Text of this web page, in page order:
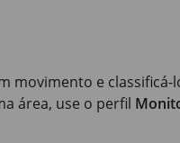
movimento e
área, use o perfil